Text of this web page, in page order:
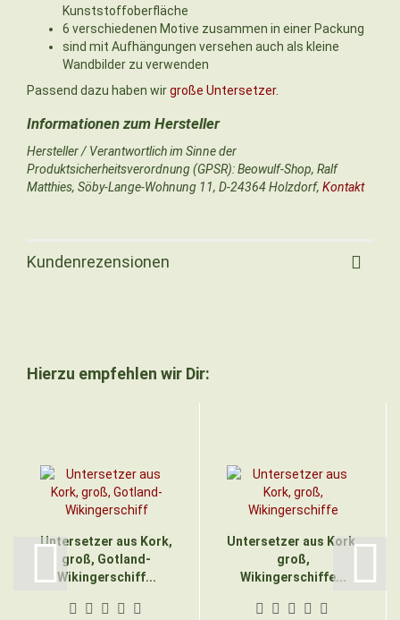
Kunststoffoberfläche
6 verschiedenen Motive zusammen in einer Packung
sind mit Aufhängungen versehen auch als kleine
Wandbilder zu verwenden
Passend dazu haben wirgroße Untersetzer.
Hersteller / Verantwortlich im Sinne der
Produktsicherheitsverordnung (GPSR): Beowulf-Shop, Ralf
Matthies, Söby-Lange-Wohnung 11, D-24364 Holzdorf, Kontakt
Kundenrezensionen
Hierzu empfehlen wir Dir:
Untersetzer aus Kork,
groß, Gotland-
Wikingerschiff...
Untersetzer aus Kork,
groß,
Wikingerschiffe...